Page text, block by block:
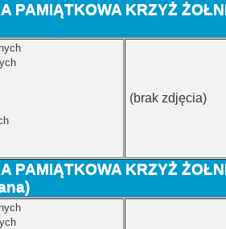
PAMIĄTKOWA KRZYŻ
(brak zdjęcia)
PAMIĄTKOWA KRZYŻ